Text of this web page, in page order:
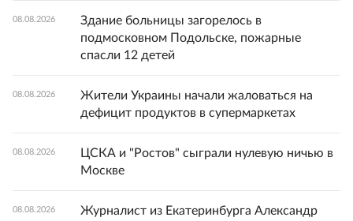
08.08.2026
Здание больницы загорелось в
подмосковном Подольске, пожарные
спасли 12 детей
08.08.2026
Жители Украины начали жаловаться на
дефицит продуктов в супермаркетах
08.08.2026
ЦСКА и "Ростов" сыграли нулевую ничью в
Москве
08.08.2026
Журналист из Екатеринбурга Александр